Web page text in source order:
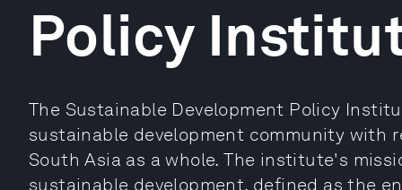
Policy
The Sustainable Development Policy
sustainable development community with
South Asia as a whole. The institute's
sustainable development, defined as the